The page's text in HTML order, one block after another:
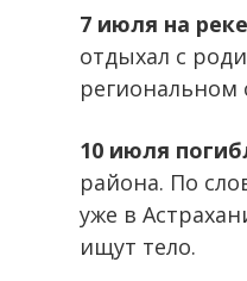
7 июля на
отдыхал с
региональном
10 июля
района. По
уже в
ищут тело.